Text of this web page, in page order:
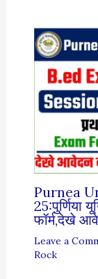
Purnea
25:पुर्णिया
फॉर्म,देखे
Leave a
Rock